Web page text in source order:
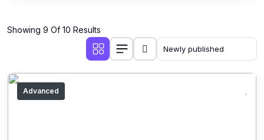
Showing 9 Of 10 Results
Advanced